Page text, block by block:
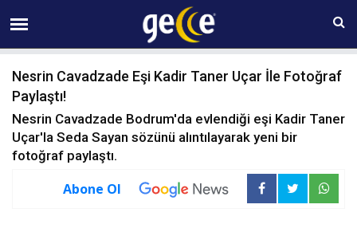
09 AĞUSTOS Pazar 09:27
Nesrin Cavadzade Eşi Kadir Taner Uçar İle Fotoğraf
Paylaştı!
Nesrin Cavadzade Bodrum'da evlendiği eşi Kadir Taner
Uçar'la Seda Sayan sözünü alıntılayarak yeni bir
fotoğraf paylaştı.
Abone Ol